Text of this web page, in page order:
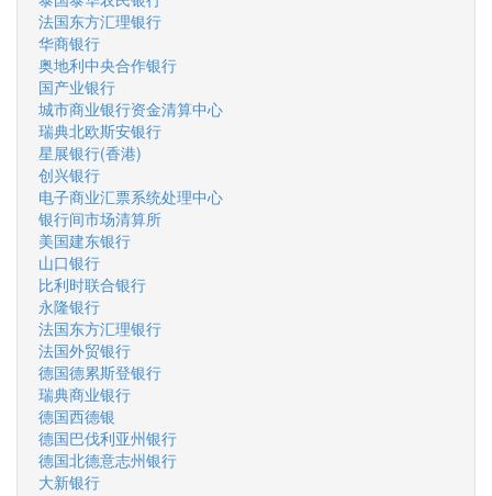
法国东方汇理银行
华商银行
奥地利中央合作银行
国产业银行
城市商业银行资金清算中心
瑞典北欧斯安银行
星展银行(香港)
创兴银行
电子商业汇票系统处理中心
银行间市场清算所
美国建东银行
山口银行
比利时联合银行
永隆银行
法国东方汇理银行
法国外贸银行
德国德累斯登银行
瑞典商业银行
德国西德银
德国巴伐利亚州银行
德国北德意志州银行
大新银行